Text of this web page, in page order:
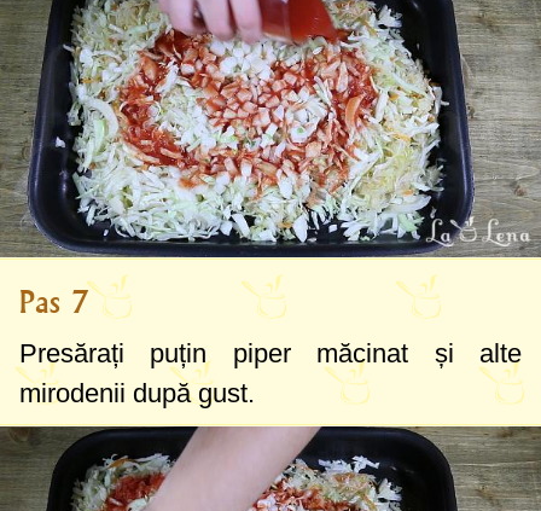
Pas 7
Presărați puțin piper măcinat și alte
mirodenii după gust.